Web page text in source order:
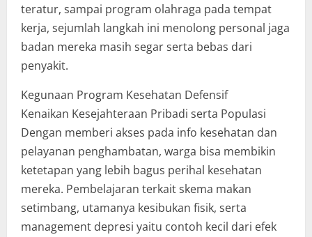
teratur, sampai program olahraga pada tempat
kerja, sejumlah langkah ini menolong personal jaga
badan mereka masih segar serta bebas dari
penyakit.
Kegunaan Program Kesehatan Defensif
Kenaikan Kesejahteraan Pribadi serta Populasi
Dengan memberi akses pada info kesehatan dan
pelayanan penghambatan, warga bisa membikin
ketetapan yang lebih bagus perihal kesehatan
mereka. Pembelajaran terkait skema makan
setimbang, utamanya kesibukan fisik, serta
management depresi yaitu contoh kecil dari efek